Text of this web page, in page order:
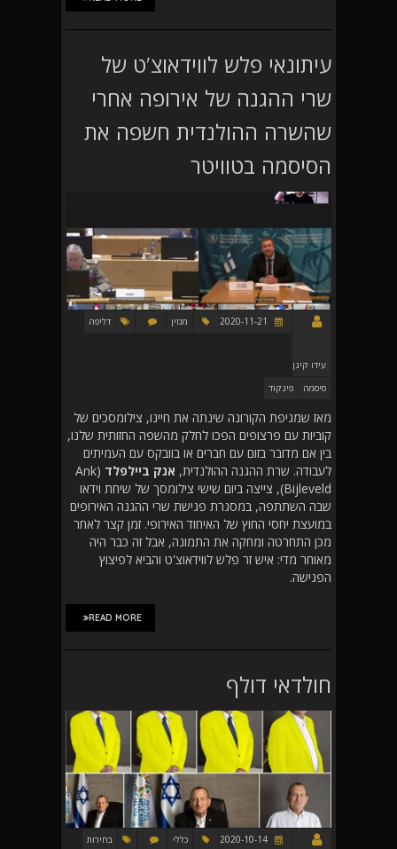
עיתונאי פלש לווידאוצ'ט של
שרי ההגנה של אירופה אחרי
שהשרה ההולנדית חשפה את
הסיסמה בטוויטר
עידו קינן
מגזין דליפה
סיסמה פינקוד
מאז שמגיפת הקורונה שינתה את חיינו, צילומסכים של
קוביות עם פרצופים הפכו לחלק מהשפה החזותית שלנו,
בין אם מדובר בזום עם חברים או בוובקס עם העמיתים
לעבודה. שרת ההגנה ההולנדית, אנק ביילפלד (Ank
Bijleveld), צייצה ביום שישי צילומסך של שיחת וידאו
שבה השתתפה, במסגרת פגישת שרי ההגנה האירופים
במועצת יחסי החוץ של האיחוד האירופי. זמן קצר לאחר
מכן התחרטה ומחקה את התמונה, אבל זה כבר היה
מאוחר מדי: איש זר פלש לווידאוצ'ט והביא לפיצוץ
הפגישה.
READ MORE
חולדאי דולף
כללי בחירות